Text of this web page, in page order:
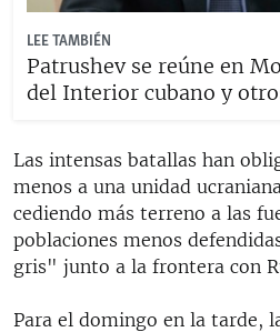
LEE TAMBIÉN
Patrushev se reúne en
del Interior cubano y
Las intensas batallas han
menos a una unidad
cediendo más terreno a las
poblaciones menos
gris" junto a la frontera con
Para el domingo en la tarde,